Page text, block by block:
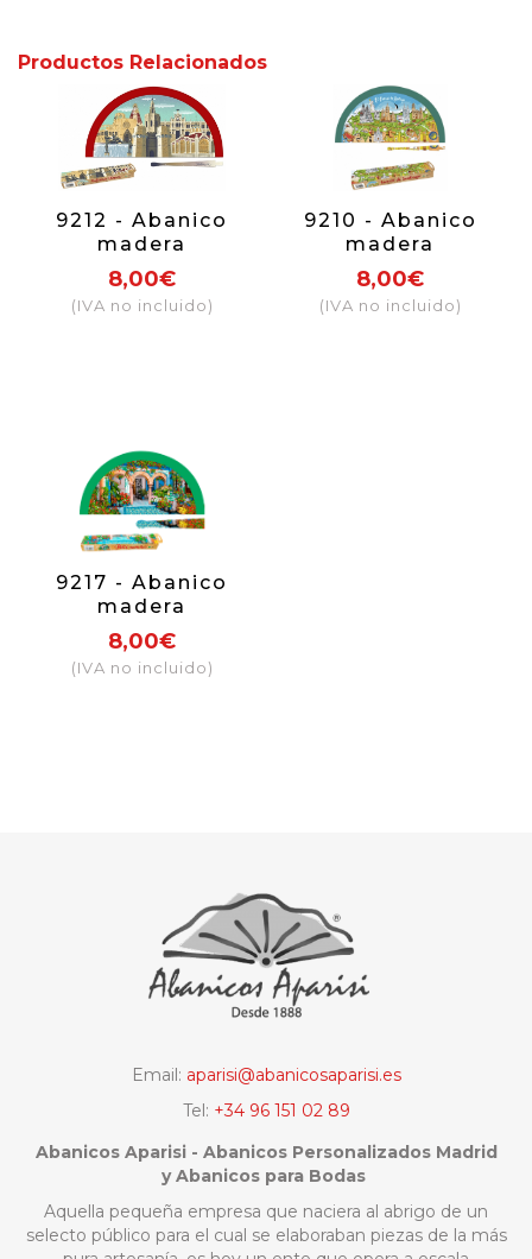
Productos Relacionados
9212 - Abanico
madera
sublimación
Valencia clásica
8,00€
(IVA no incluido)
9210 - Abanico
madera
sublimación
Camino de
Santiago
8,00€
(IVA no incluido)
9217 - Abanico
madera
sublimación
patio Andaluz
(surtido colores)
8,00€
(IVA no incluido)
Email: aparisi@abanicosaparisi.es
Tel: +34 96 151 02 89
Abanicos Aparisi - Abanicos Personalizados Madrid
y Abanicos para Bodas
Aquella pequeña empresa que naciera al abrigo de un
selecto público para el cual se elaboraban piezas de la más